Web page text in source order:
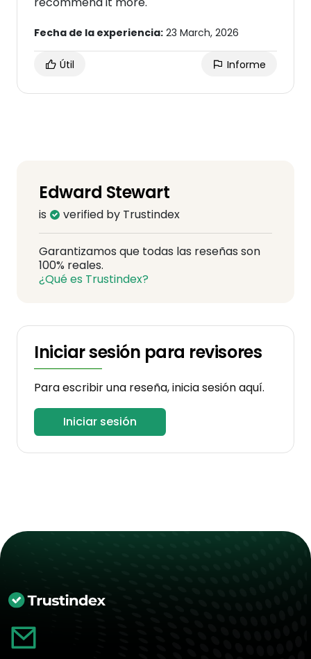
Fecha de la experiencia: 23 March, 2026
Útil Informe
Edward Stewart
is verified by Trustindex
Garantizamos que todas las reseñas son
100% reales.
¿Qué es Trustindex?
Iniciar sesión para revisores
Para escribir una reseña, inicia sesión aquí.
Iniciar sesión